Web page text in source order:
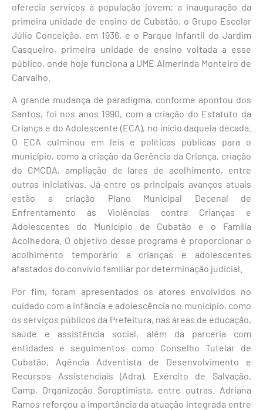
oferecia serviços à população jovem; a inauguração da
primeira unidade de ensino de Cubatão, o Grupo Escolar
Júlio Conceição, em 1936, e o Parque Infantil do Jardim
Casqueiro, primeira unidade de ensino voltada a esse
público, onde hoje funciona a UME Almerinda Monteiro de
Carvalho.
A grande mudança de paradigma, conforme apontou dos
Santos, foi nos anos 1990, com a criação do Estatuto da
Criança e do Adolescente (ECA), no início daquela década.
O ECA culminou em leis e políticas públicas para o
município, como a criação da Gerência da Criança, criação
do CMCDA, ampliação de lares de acolhimento, entre
outras iniciativas. Já entre os principais avanços atuais
estão a criação Plano Municipal Decenal de
Enfrentamento às Violências contra Crianças e
Adolescentes do Município de Cubatão e o Família
Acolhedora. O objetivo desse programa é proporcionar o
acolhimento temporário a crianças e adolescentes
afastados do convívio familiar por determinação judicial.
Por fim, foram apresentados os atores envolvidos no
cuidado com a infância e adolescência no município, como
os serviços públicos da Prefeitura, nas áreas de educação,
saúde e assistência social, além da parceria com
entidades e seguimentos como Conselho Tutelar de
Cubatão, Agência Adventista de Desenvolvimento e
Recursos Assistenciais (Adra), Exército de Salvação,
Camp, Organização Soroptimista, entre outras. Adriana
Ramos reforçou a importância da atuação integrada entre